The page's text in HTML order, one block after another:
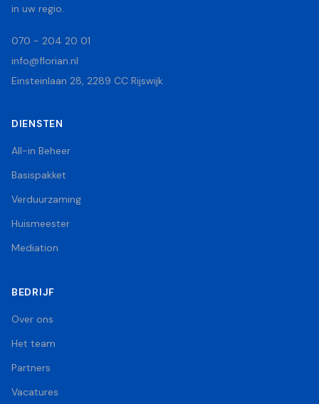
in uw regio.
070 - 204 20 01
info@florian.nl
Einsteinlaan 28, 2289 CC Rijswijk
DIENSTEN
All-in Beheer
Basispakket
Verduurzaming
Huismeester
Mediation
BEDRIJF
Over ons
Het team
Partners
Vacatures